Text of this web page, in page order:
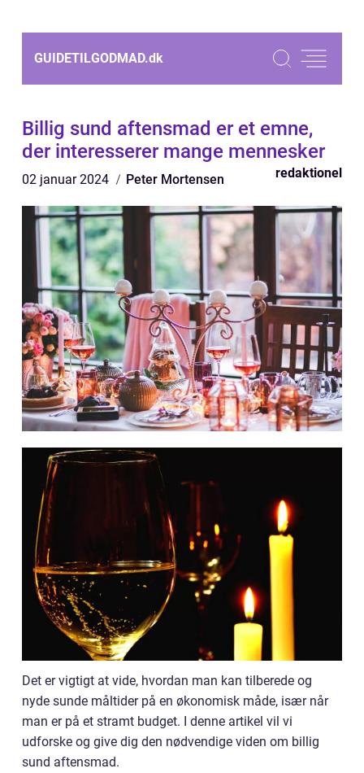
GUIDETILGODMAD.dk
Billig sund aftensmad er et emne,
der interesserer mange mennesker
02 januar 2024 Peter Mortensen redaktionel
Det er vigtigt at vide, hvordan man kan tilberede og
nyde sunde måltider på en økonomisk måde, især når
man er på et stramt budget. I denne artikel vil vi
udforske og give dig den nødvendige viden om billig
sund aftensmad.